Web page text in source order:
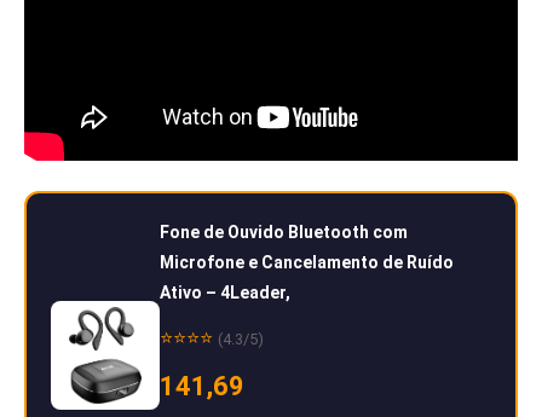
Fone de Ouvido Bluetooth com
Microfone e Cancelamento de Ruído
Ativo – 4Leader,
⭐⭐⭐⭐ (4.3/5)
141,69